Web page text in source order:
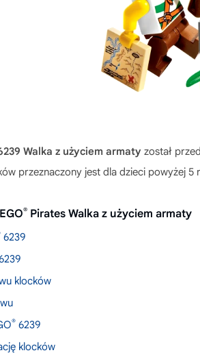
Walka z użyciem armaty został
przeznaczony jest dla dzieci powyżej 5
® Pirates Walka z użyciem armaty
6239
klocków
® 6239
klocków